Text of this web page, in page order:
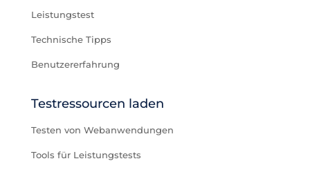
Leistungstest
Technische Tipps
Benutzererfahrung
Testressourcen laden
Testen von Webanwendungen
Tools für Leistungstests